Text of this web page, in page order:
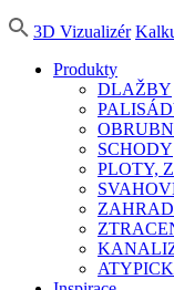
3D Vizualizér
Produkty
DLAŽBY
SCHODY
PLOTY,